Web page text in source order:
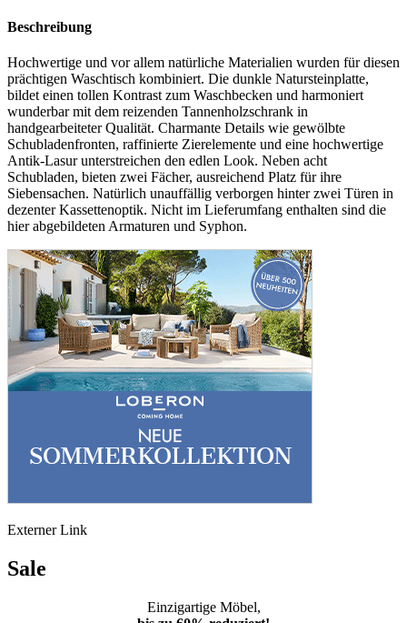
Beschreibung
Hochwertige und vor allem natürliche Materialien wurden für diesen
prächtigen Waschtisch kombiniert. Die dunkle Natursteinplatte,
bildet einen tollen Kontrast zum Waschbecken und harmoniert
wunderbar mit dem reizenden Tannenholzschrank in
handgearbeiteter Qualität. Charmante Details wie gewölbte
Schubladenfronten, raffinierte Zierelemente und eine hochwertige
Antik-Lasur unterstreichen den edlen Look. Neben acht
Schubladen, bieten zwei Fächer, ausreichend Platz für ihre
Siebensachen. Natürlich unauffällig verborgen hinter zwei Türen in
dezenter Kassettenoptik. Nicht im Lieferumfang enthalten sind die
hier abgebildeten Armaturen und Syphon.
Externer Link
Sale
Einzigartige Möbel,